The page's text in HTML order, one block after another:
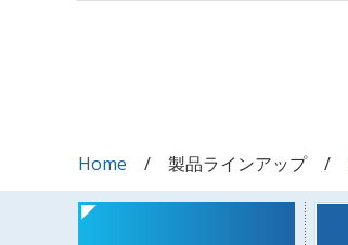
Home 製品ラインアップ